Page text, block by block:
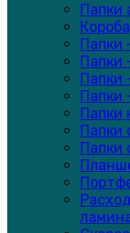
Папки
Папки
Папки
Папки
Папки
Папки
Папки
Папки